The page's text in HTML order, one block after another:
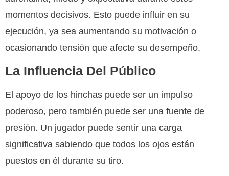
momentos decisivos. Esto puede influir en su
ejecución, ya sea aumentando su motivación o
ocasionando tensión que afecte su desempeño.
La Influencia Del Público
El apoyo de los hinchas puede ser un impulso
poderoso, pero también puede ser una fuente de
presión. Un jugador puede sentir una carga
significativa sabiendo que todos los ojos están
puestos en él durante su tiro.